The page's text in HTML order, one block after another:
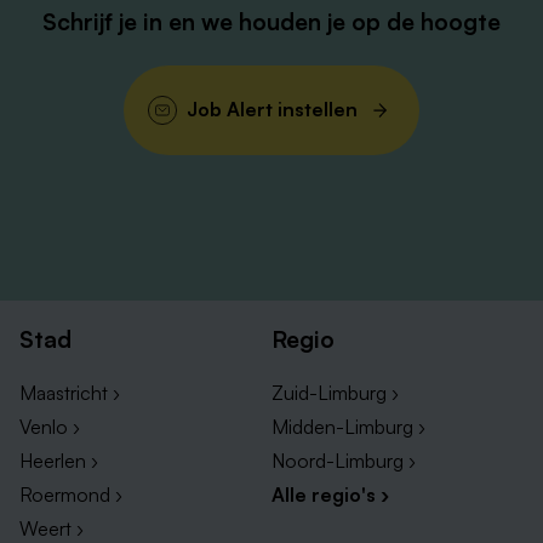
Schrijf je in en we houden je op de hoogte
Job Alert instellen
Stad
Maastricht ›
Venlo ›
Heerlen ›
Roermond ›
Weert ›
Regio
Zuid-Limburg ›
Midden-Limburg ›
Noord-Limburg ›
Alle regio's ›